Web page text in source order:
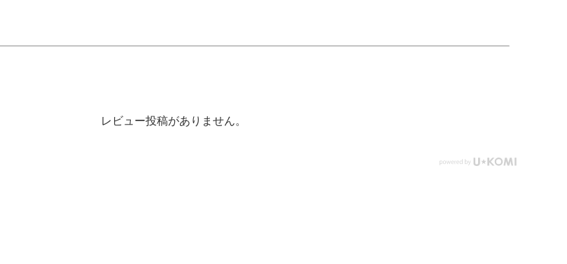
レビュー投稿がありません。